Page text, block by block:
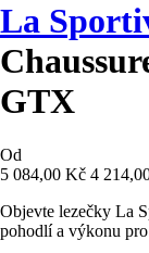
La
GTX
Od
5 084,00 Kč 4
Objevte lezečky La
pohodlí a výkonu